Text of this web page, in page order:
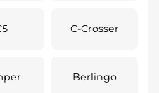
C-Crosser
Berlingo